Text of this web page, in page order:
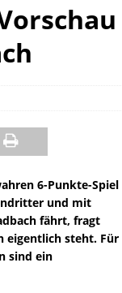
6-Punkte-Spiel
und mit
fährt, fragt
eigentlich steht. Für
sind ein